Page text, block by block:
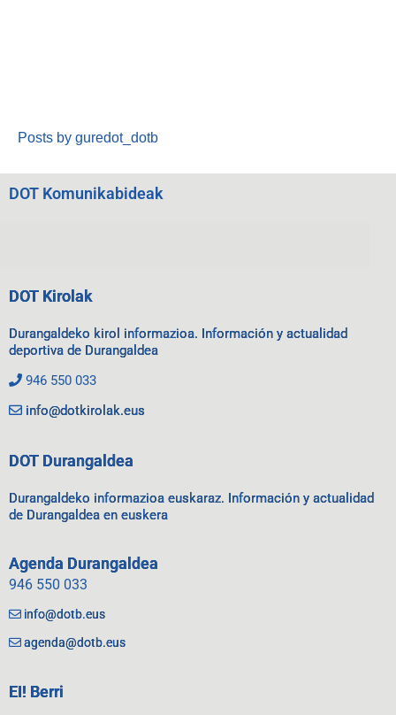
Posts by guredot_dotb
DOT Komunikabideak
DOT Kirolak
Durangaldeko kirol informazioa. Información y actualidad
deportiva de Durangaldea
946 550 033
info@dotkirolak.eus
DOT Durangaldea
Durangaldeko informazioa euskaraz. Información y actualidad
de Durangaldea en euskera
Agenda Durangaldea
946 550 033
info@dotb.eus
agenda@dotb.eus
EI! Berri